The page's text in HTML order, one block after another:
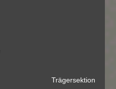
Trägersektion